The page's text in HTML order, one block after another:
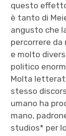
questo
è tanto di
angusto che
percorrere da
e molto
politico
Molta
stesso
umano ha
mano,
studios* per